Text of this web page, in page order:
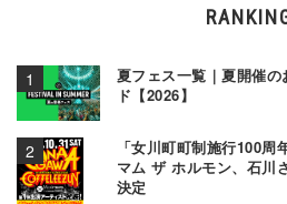
夏フェス一覧｜夏開催
ド【2026】
「女川町町制施行100
マム ザ ホルモン、石川
決定